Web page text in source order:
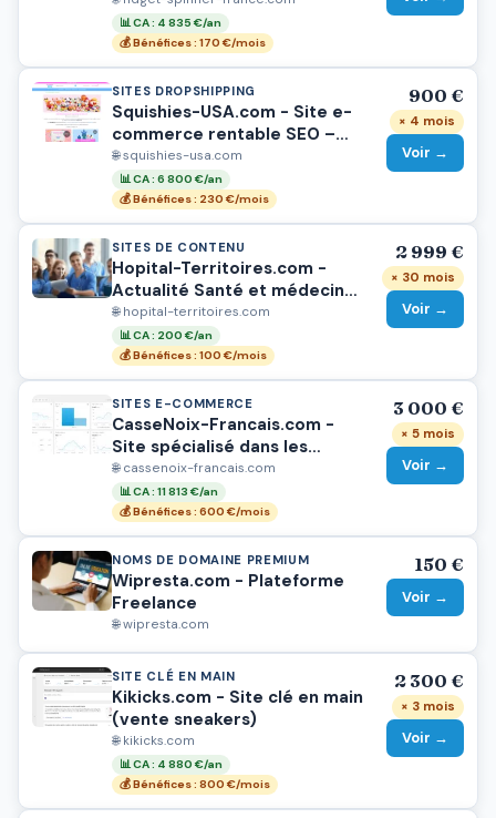
Spinner – 900€
📊 CA : 4 835 €/an
💰 Bénéfices : 170 €/mois
SITES DROPSHIPPING
Squishies-USA.com - Site e-
commerce rentable SEO –
Squishies USA – Dropshipping
automatisé – 900€
🌐 squishies-usa.com
📊 CA : 6 800 €/an
💰 Bénéfices : 230 €/mois
900 €
× 4 mois
Voir →
SITES DE CONTENU
Hopital-Territoires.com -
Actualité Santé et médecine
naturelle
🌐 hopital-territoires.com
📊 CA : 200 €/an
💰 Bénéfices : 100 €/mois
2 999 €
× 30 mois
Voir →
SITES E-COMMERCE
CasseNoix-Francais.com -
Site spécialisé dans les
Casse-Noix // Vendu
🌐 cassenoix-francais.com
📊 CA : 11 813 €/an
💰 Bénéfices : 600 €/mois
3 000 €
× 5 mois
Voir →
NOMS DE DOMAINE PREMIUM
Wipresta.com - Plateforme
Freelance
🌐 wipresta.com
150 €
Voir →
SITE CLÉ EN MAIN
Kikicks.com - Site clé en main
(vente sneakers)
🌐 kikicks.com
📊 CA : 4 880 €/an
💰 Bénéfices : 800 €/mois
2 300 €
× 3 mois
Voir →